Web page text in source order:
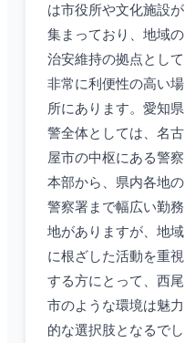
は市役所や文化施設が
集まっており、地域の
治安維持の拠点として
非常に利便性の高い場
所にあります。愛知県
警全体としては、名古
屋市の中枢にある警察
本部から、県内各地の
警察署まで幅広い勤務
地がありますが、地域
に根ざした活動を重視
する方にとって、西尾
市のような環境は魅力
的な選択肢となるでし